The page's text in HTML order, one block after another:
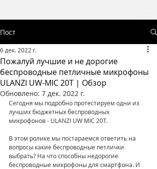
Пост
Пожалуй лучшие и не дорогие
беспроводные петличные микрофоны
ULANZI UW-MIC 20T | Обзор
6 дек. 2022 г.
Обновлено: 7 дек. 2022 г.
Сегодня мы подробно протестируем одни из
лучших бюджетных беспроводных
микрофонов - ULANZI UW MIC 20T.
В этом ролике мы постараемся ответить на
вопросы какие беспроводные петлички
выбрать? На что способны недорогие
беспроводные микрофоны для смартфона. И